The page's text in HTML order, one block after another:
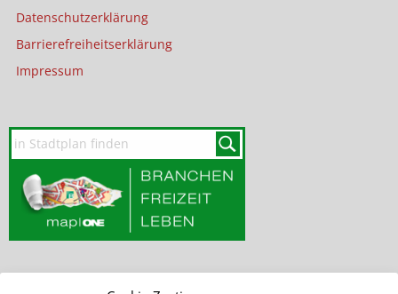
Datenschutzerklärung
Barrierefreiheitserklärung
Impressum